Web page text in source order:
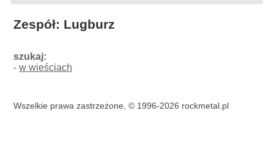
Zespół: Lugburz
szukaj:
-w wieściach
Wszelkie prawa zastrzeżone, © 1996-2026 rockmetal.pl